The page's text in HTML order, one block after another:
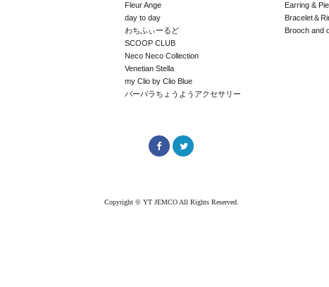
Fleur Ange
day to day
わちふぃーるど
SCOOP CLUB
Neco Neco Collection
Venetian Stella
my Clio by Clio Blue
バーバラちょうようアクセサリー
Earring &
Bracelet＆
Brooch and
Copyright © YT JEMCO All Rights Reserved.